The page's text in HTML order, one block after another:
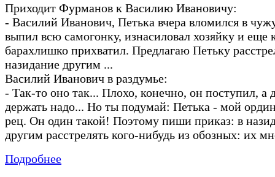
Приходит Фурманов к Василию Ивановичу:
- Василий Иванович, Петька вчера вломился в
выпил всю самогонку, изнасиловал хозяйку и еще
барахлишко прихватил. Предлагаю Петьку
назидание другим ...
Василий Иванович в раздумье:
- Так-то оно так... Плохо, конечно, он поступил, а
держать надо... Но ты подумай: Петька - мой
рец. Он один такой! Поэтому пиши приказ: в
другим расстрелять кого-нибудь из обозных: их
Подробнее